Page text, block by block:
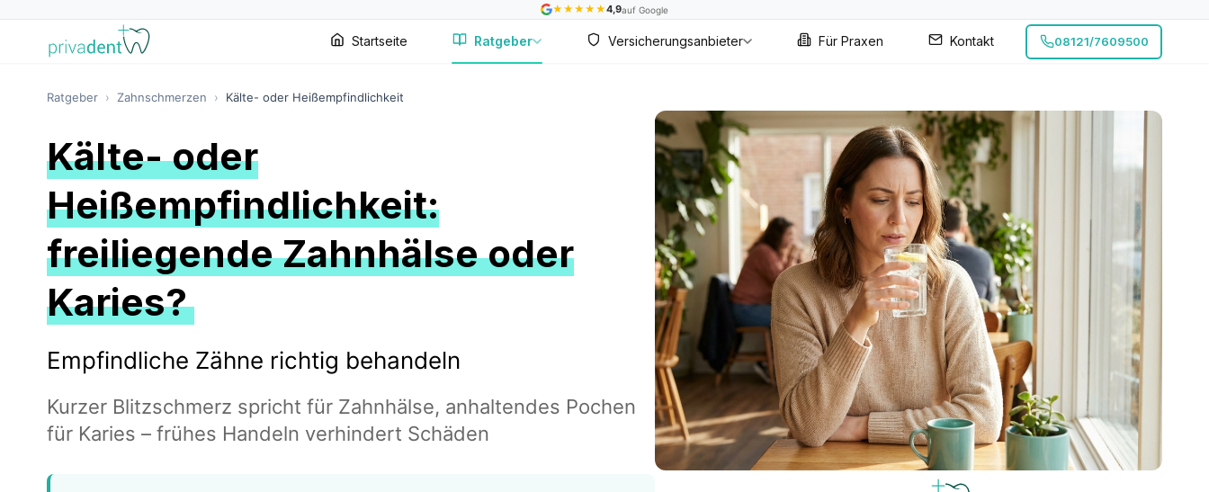
★ ★ ★ ★ ★4,9auf Google
Startseite Ratgeber Versicherungsanbieter Für Praxen Kontakt 08121/7609500
Ratgeber › Zahnschmerzen › Kälte- oder Heißempfindlichkeit
Kälte- oder
Heißempfindlichkeit:
freiliegende Zahnhälse oder
Karies?
Empfindliche Zähne richtig behandeln
Kurzer Blitzschmerz spricht für Zahnhälse, anhaltendes Pochen
für Karies – frühes Handeln verhindert Schäden